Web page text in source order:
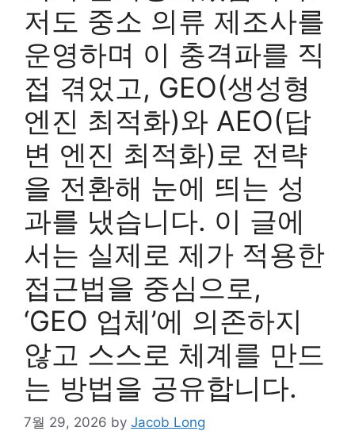
저도 중소 의류 제조사를
운영하며 이 충격파를 직
접 겪었고, GEO(생성형
엔진 최적화)와 AEO(답
변 엔진 최적화)로 전략
을 전환해 눈에 띄는 성
과를 냈습니다. 이 글에
서는 실제로 제가 적용한
접근법을 중심으로,
‘GEO 업체’에 의존하지
않고 스스로 체계를 만드
는 방법을 공유합니다.
7월 29, 2026 by Jacob Long